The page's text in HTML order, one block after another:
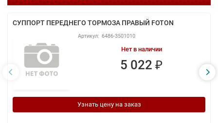
СУППОРТ ПЕРЕДНЕГО ТОРМОЗА ПРАВЫЙ FOTON
6486-3501010
Нет в наличии
5 022 ₽
Узнать цену на заказ